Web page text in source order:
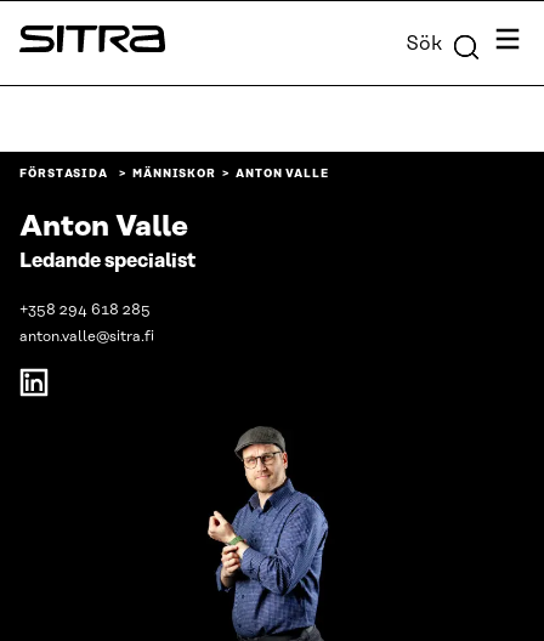
Skip to
content
Sitra Sök Meny
FÖRSTASIDA MÄNNISKOR ANTON VALLE
Anton Valle
Ledande specialist
+358 294 618 285
anton.valle@sitra.fi